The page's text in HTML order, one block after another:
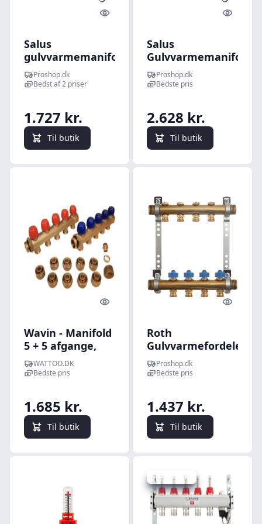
Quick look
Salus
gulvvarmemanifold
6-kreds med
flowmeter
Proshop.dk
Bedst af 2 priser
1.727 kr.
Til butik
Quick
Salus
Gulvvarmemanifold
9-kreds med
flowmeter
Proshop.dk
Bedste pris
2.628 kr.
Til butik
Quick look
Wavin - Manifold
5 + 5 afgange,
uden flowmeter
p fremlb, til 20 x
WATTOO.DK
Bedste pris
1.685 kr.
Til butik
Quick
Roth
Gulvvarmefordeler
4 afgange uden
omløber
Proshop.dk
Bedste pris
1.437 kr.
Til butik
Spar -109 kr.